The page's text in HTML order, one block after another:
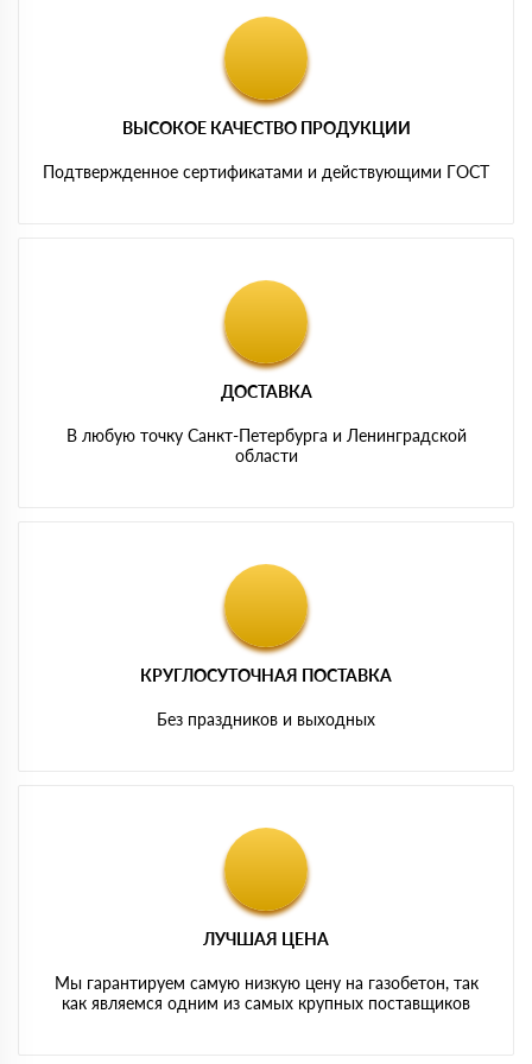
ВЫСОКОЕ КАЧЕСТВО ПРОДУКЦИИ
Подтвержденное сертификатами и действующими ГОСТ
ДОСТАВКА
В любую точку Санкт-Петербурга и Ленинградской
области
КРУГЛОСУТОЧНАЯ ПОСТАВКА
Без праздников и выходных
ЛУЧШАЯ ЦЕНА
Мы гарантируем самую низкую цену на газобетон, так
как являемся одним из самых крупных поставщиков